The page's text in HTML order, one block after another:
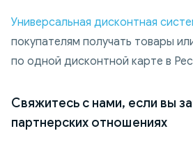
Универсальная дисконтная
покупателям получать товары
по одной дисконтной карте в
Свяжитесь с нами, если вы
партнерских отношениях